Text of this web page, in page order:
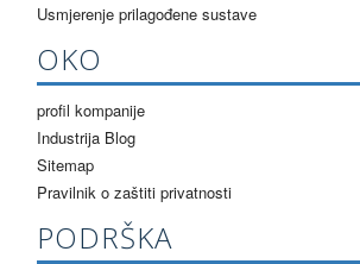
Usmjerenje prilagođene sustave
OKO
profil kompanije
Industrija Blog
Sitemap
Pravilnik o zaštiti privatnosti
PODRŠKA